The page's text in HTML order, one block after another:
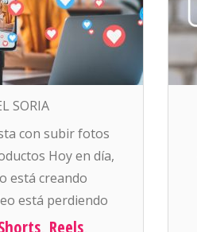
SORIA
con subir fotos
Hoy en día,
está creando
está perdiendo
como
Reels,